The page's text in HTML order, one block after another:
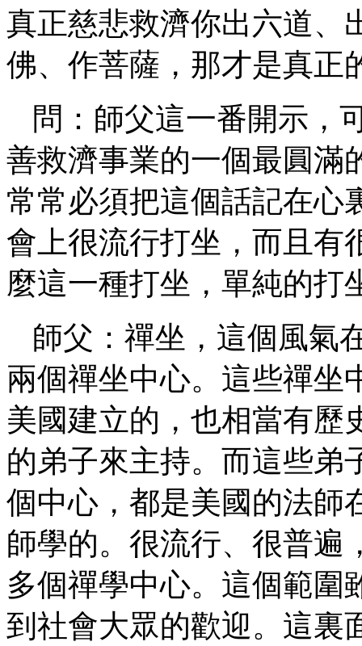
真正慈悲救濟你出六道、
佛、作菩薩，那才是真正
問：師父這一番開示，
善救濟事業的一個最圓滿
常常必須把這個話記在心
會上很流行打坐，而且有
麼這一種打坐，單純的打
師父：禪坐，這個風氣
兩個禪坐中心。這些禪坐
美國建立的，也相當有歷
的弟子來主持。而這些弟
個中心，都是美國的法師
師學的。很流行、很普遍
多個禪學中心。這個範圍
到社會大眾的歡迎。這裏